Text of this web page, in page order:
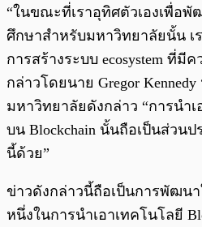
“ในขณะที่เราอุทิศตัวเองเพื่อพั
ศึกษาสำหรับมหาวิทยาลัยนั้น เ
การสร้างระบบ ecosystem ที่มี
กล่าวโดยนาย Gregor
มหาวิทยาลัยดังกล่าว “การนำ
บน Blockchain นั้นถือเป็นส่วน
นี้ด้วย”
ข่าวดังกล่าวนี้ถือเป็นการพัฒน
หนึ่งในการนำเอาเทคโนโลยี